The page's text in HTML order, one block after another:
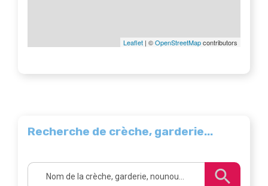
Leaflet | ©OpenStreetMapcontributors
Recherche de crèche, garderie...